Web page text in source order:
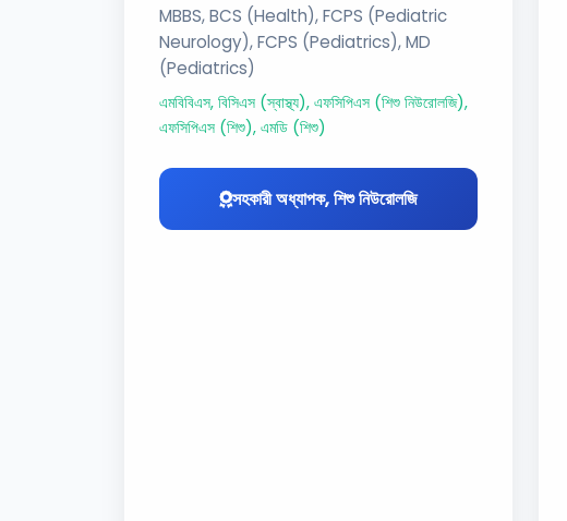
MBBS, BCS (Health), FCPS (Pediatric
Neurology), FCPS (Pediatrics), MD
(Pediatrics)
এমবিবিএস, বিসিএস (স্বাস্থ্য), এফসিপিএস (শিশু নিউরোলজি),
এফসিপিএস (শিশু), এমডি (শিশু)
সহকারী অধ্যাপক, শিশু নিউরোলজি